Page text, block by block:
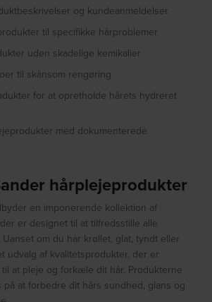
og kundeanmeldelser
til specifikke hårproblemer
uden skadelige kemikalier
til skånsom rengøring
for at opretholde hårets hydreret
med dokumenterede
hårplejeprodukter
en imponerende kollektion af
er designet til at tilfredsstille alle
om du har krøllet, glat, tyndt eller
udvalg af kvalitetsprodukter, der er
at pleje og forkæle dit hår. Produkterne
på at forbedre dit hårs sundhed, glans og